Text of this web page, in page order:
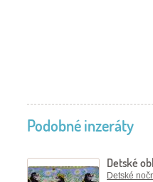
Podobné inzeráty
Detské
Detské